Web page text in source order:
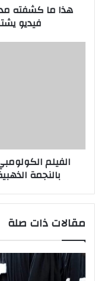
هذا ما كشفته
فيديو
الفيلم
بالنجمة
مقالات ذات صلة